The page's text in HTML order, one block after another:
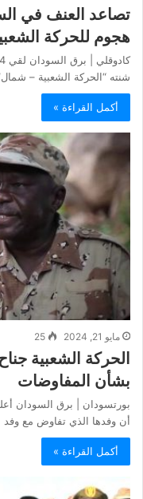
هجوم للحركة
شنته “الحركة الشعبية –
أكمل القراءة »
مايو 21, 2024 25
الحركة الشعبية
بشأن المفاوضات
بورتسودان | برق السودان
أن وفدها الذي تفاوض مع وفد
أكمل القراءة »